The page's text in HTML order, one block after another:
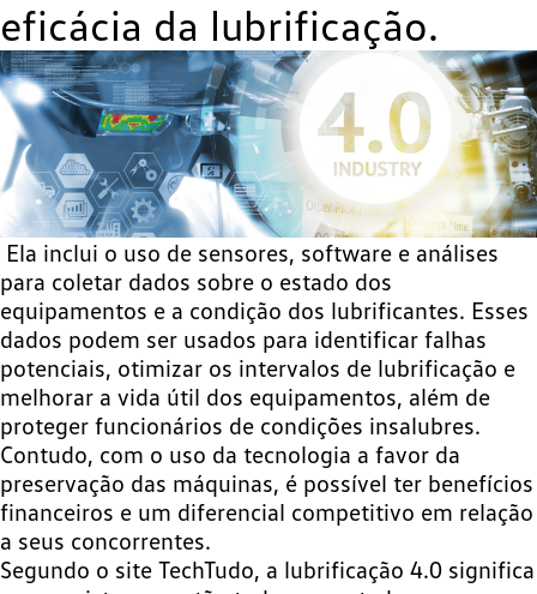
eficácia da lubrificação.
Ela inclui o uso de sensores, software e análises
para coletar dados sobre o estado dos
equipamentos e a condição dos lubrificantes. Esses
dados podem ser usados para identificar falhas
potenciais, otimizar os intervalos de lubrificação e
melhorar a vida útil dos equipamentos, além de
proteger funcionários de condições insalubres.
Contudo, com o uso da tecnologia a favor da
preservação das máquinas, é possível ter benefícios
financeiros e um diferencial competitivo em relação
a seus concorrentes.
Segundo o site TechTudo, a lubrificação 4.0 significa